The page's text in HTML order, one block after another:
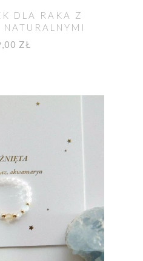
DLA RAKA Z
ZŁ